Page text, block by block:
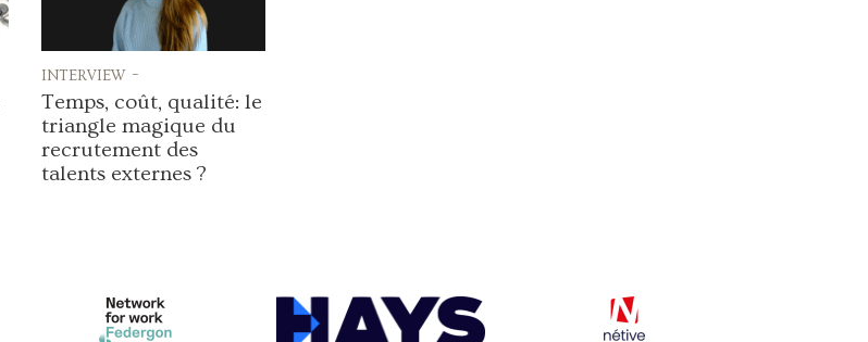
interview -
Temps, coût, qualité: le
triangle magique du
recrutement des
talents externes ?